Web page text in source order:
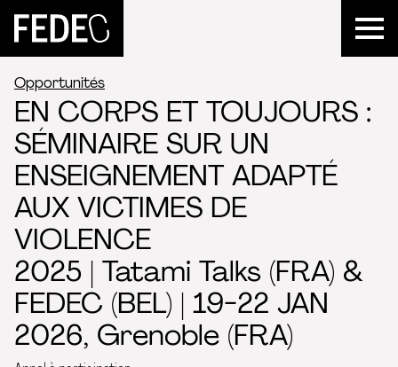
FEDEC
Opportunités
EN CORPS ET TOUJOURS :
SÉMINAIRE SUR UN
ENSEIGNEMENT ADAPTÉ
AUX VICTIMES DE
VIOLENCE
2025 | Tatami Talks (FRA) &
FEDEC (BEL) | 19-22 JAN
2026, Grenoble (FRA)